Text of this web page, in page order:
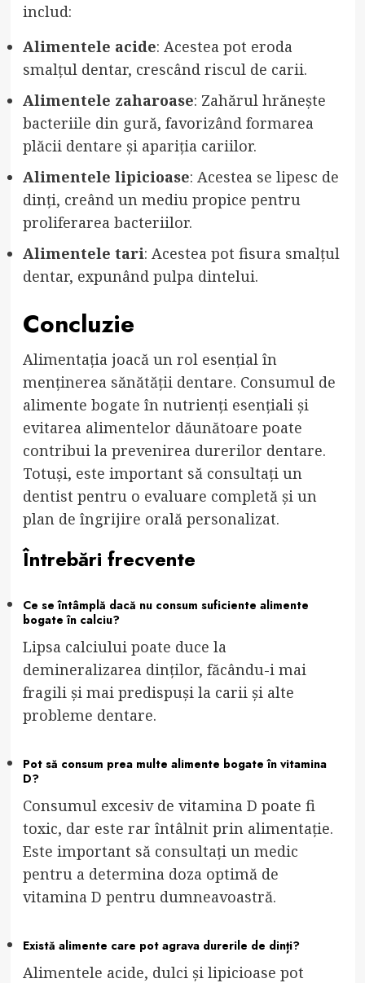
includ:
Alimentele acide: Acestea pot eroda
smalțul dentar, crescând riscul de carii.
Alimentele zaharoase: Zahărul hrănește
bacteriile din gură, favorizând formarea
plăcii dentare și apariția cariilor.
Alimentele lipicioase: Acestea se lipesc de
dinți, creând un mediu propice pentru
proliferarea bacteriilor.
Alimentele tari: Acestea pot fisura smalțul
dentar, expunând pulpa dintelui.
Concluzie
Alimentația joacă un rol esențial în
menținerea sănătății dentare. Consumul de
alimente bogate în nutrienți esențiali și
evitarea alimentelor dăunătoare poate
contribui la prevenirea durerilor dentare.
Totuși, este important să consultați un
dentist pentru o evaluare completă și un
plan de îngrijire orală personalizat.
Întrebări frecvente
Ce se întâmplă dacă nu consum suficiente alimente
bogate în calciu?
Lipsa calciului poate duce la
demineralizarea dinților, făcându-i mai
fragili și mai predispuși la carii și alte
probleme dentare.
Pot să consum prea multe alimente bogate în vitamina
D?
Consumul excesiv de vitamina D poate fi
toxic, dar este rar întâlnit prin alimentație.
Este important să consultați un medic
pentru a determina doza optimă de
vitamina D pentru dumneavoastră.
Există alimente care pot agrava durerile de dinți?
Alimentele acide, dulci și lipicioase pot